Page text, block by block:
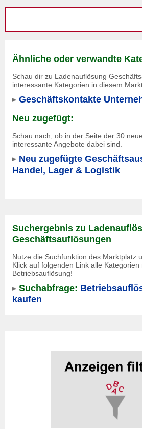
Ähnliche oder verwandte
Schau dir zu Ladenauflösung
interessante Kategorien in diesem
Geschäftskontakte
Neu zugefügt:
Schau nach, ob in der Seite der 30
interessante Angebote dabei sind.
Neu zugefügte
Handel, Lager & Logistik
Suchergebnis zu
Geschäftsauflösungen
Nutze die Suchfunktion des Marktplatz
Klick auf folgenden Link alle Kategorien
Betriebsauflösung!
Suchabfrage:
kaufen